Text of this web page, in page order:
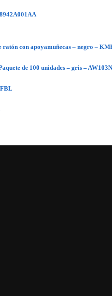
con apoyamuñecas – negro –
de 100 unidades – gris –